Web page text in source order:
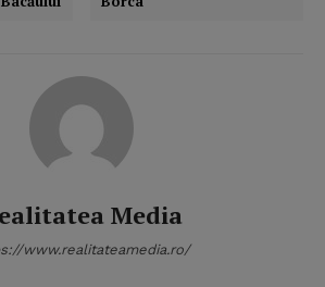
Media
www.realitateamedia.ro/